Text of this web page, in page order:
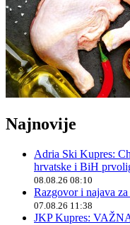
Najnovije
Adria Ski Kupres:
hrvatske i BiH
08.08.26 08:10
Razgovor i najava
07.08.26 11:38
JKP Kupres: